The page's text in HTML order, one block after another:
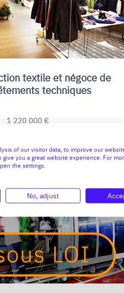
textile et négoce de
techniques
: 1 220 000 €
RHÔNE-ALPES
of our visitor data, to improve our
you a great website experience. For
the settings.
No, adjust